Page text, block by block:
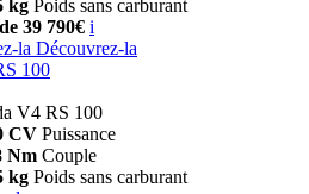
kg Poids sans carburant
39 790€ i
la Découvrez-la
100
V4 RS 100
CV Puissance
Nm Couple
kg Poids sans carburant